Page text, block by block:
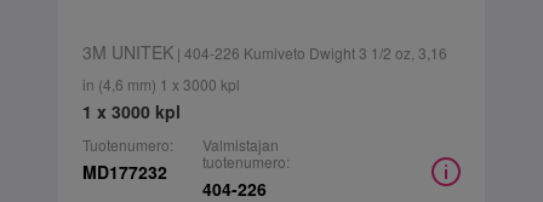
3M UNITEK| 404-226 Kumiveto Dwight 3 1/2 oz, 3,16
in (4,6 mm) 1 x 3000 kpl
1 x 3000 kpl
Tuotenumero:
MD177232
Valmistajan
tuotenumero:
404-226